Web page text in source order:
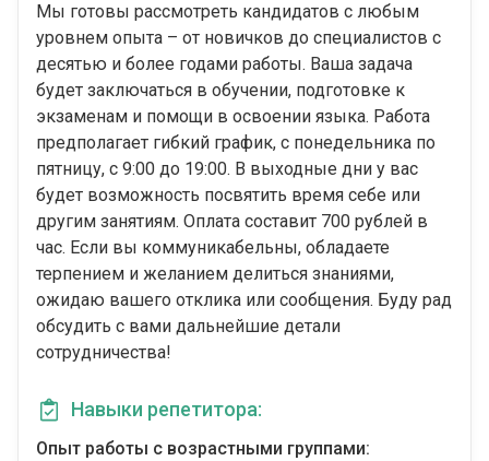
Мы готовы рассмотреть кандидатов с любым
уровнем опыта – от новичков до специалистов с
десятью и более годами работы. Ваша задача
будет заключаться в обучении, подготовке к
экзаменам и помощи в освоении языка. Работа
предполагает гибкий график, с понедельника по
пятницу, с 9:00 до 19:00. В выходные дни у вас
будет возможность посвятить время себе или
другим занятиям. Оплата составит 700 рублей в
час. Если вы коммуникабельны, обладаете
терпением и желанием делиться знаниями,
ожидаю вашего отклика или сообщения. Буду рад
обсудить с вами дальнейшие детали
сотрудничества!
Навыки репетитора:
Опыт работы с возрастными группами: